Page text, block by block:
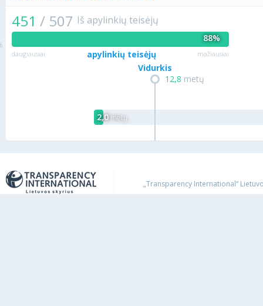
451 / 507 Iš apylinkių teisėjų
88%
daugiausiai apylinkių teisėjų mažiausiai
12,8 metų
Vidurkis
2,0metų
„Transparency International“